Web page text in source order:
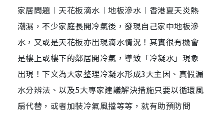
家居問題︱天花板滴水︱地板滲水︱香港夏天炎熱
潮濕，不少家庭長開冷氣後，發現自己家中地板滲
水，又或是天花板亦出現滴水情況！其實很有機會
是樓上或樓下的鄰居開冷氣，導致「冷凝水」現象
出現！下文為大家整理冷凝水形成3大主因、真假漏
水分辨法、以及5大專家建議解決措施只要以循環風
扇代替，或者加裝冷氣風擋等等，就有助預防問